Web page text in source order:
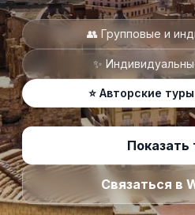
👥 Групповые и
✨
⭐ Авторские
Показать
Связаться в